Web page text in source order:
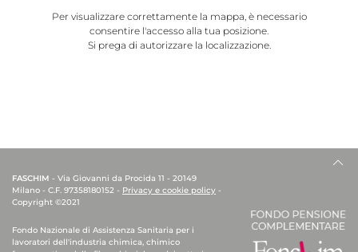
Per visualizzare correttamente la mappa, è necessario
consentire l'accesso alla tua posizione.
Si prega di autorizzare la localizzazione.
FASCHIM - Via Giovanni da Procida 11 - 20149
Milano - C.F. 97358180152 - Privacy e cookie policy -
Copyright ©2021
Fondo Nazionale di Assistenza Sanitaria per i
lavoratori dell'industria chimica, chimico